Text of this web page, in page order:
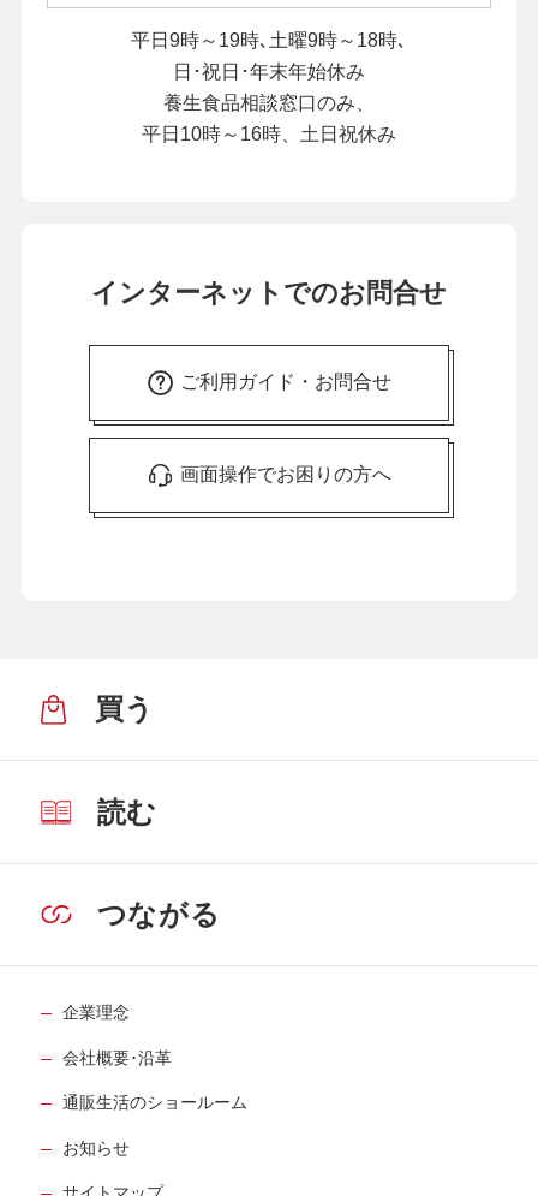
平日9時～19時､土曜9時～18時､
日･祝日･年末年始休み
養生食品相談窓口のみ、
平日10時～16時、土日祝休み
インターネットでのお問合せ
ご利用ガイド・お問合せ
画面操作でお困りの方へ
買う
読む
つながる
企業理念
会社概要･沿革
通販生活のショールーム
お知らせ